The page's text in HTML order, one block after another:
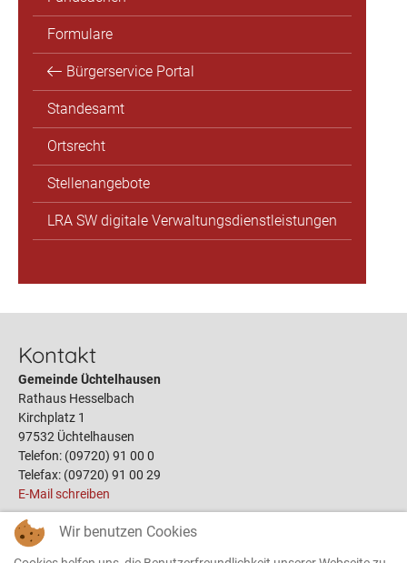
Formulare
Bürgerservice Portal
Standesamt
Ortsrecht
Stellenangebote
LRA SW digitale Verwaltungsdienstleistungen
Kontakt
Gemeinde Üchtelhausen
Rathaus Hesselbach
Kirchplatz 1
97532 Üchtelhausen
Telefon: (09720) 91 00 0
Telefax: (09720) 91 00 29
E-Mail schreiben
Links
Wir benutzen Cookies